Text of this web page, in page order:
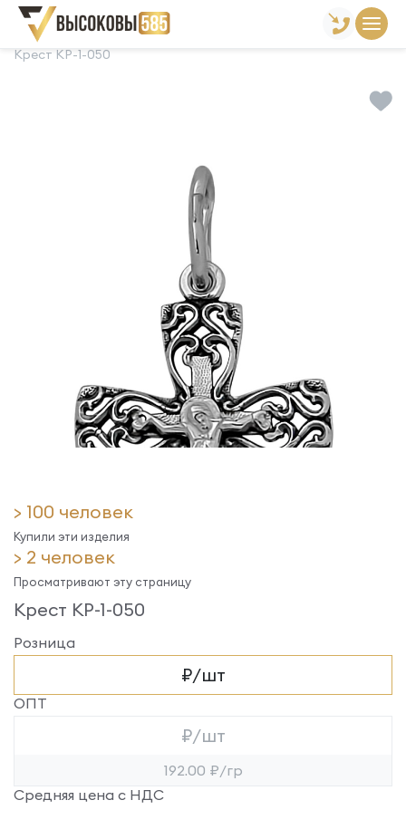
Главная Склад готовой продукции
Крест КР-1-050
> 100 человек
Купили эти изделия
> 2 человек
Просматривают эту страницу
Крест КР-1-050
Розница
₽/шт
ОПТ
₽/шт
192.00 ₽/гр
Средняя цена с НДС